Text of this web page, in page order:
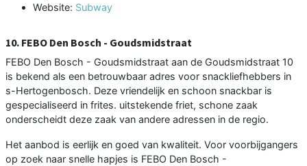
Website: Subway
10. FEBO Den Bosch - Goudsmidstraat
FEBO Den Bosch - Goudsmidstraat aan de Goudsmidstraat 10
is bekend als een betrouwbaar adres voor snackliefhebbers in
s-Hertogenbosch. Deze vriendelijk en schoon snackbar is
gespecialiseerd in frites. uitstekende friet, schone zaak
onderscheidt deze zaak van andere adressen in de regio.
Het aanbod is eerlijk en goed van kwaliteit. Voor voorbijgangers
op zoek naar snelle hapjes is FEBO Den Bosch -